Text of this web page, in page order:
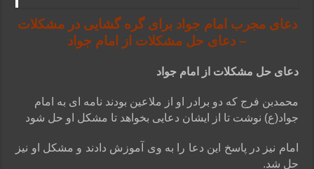
دعای مجرب امام جواد برای گره گشایی در مشکلات
– دعای حل مشکلات از امام جواد
دعای حل مشکلات از امام جواد
محمدبن فرج که دو برادر او از ملاعین بودند نامه ای به امام
جواد(ع) نوشت تا از ایشان دعایی بخواهد تا مشکل او حل شود
امام نیز در پاسخ این دعا را به وی آموزش دادند و مشکل او نیز
حل شد.